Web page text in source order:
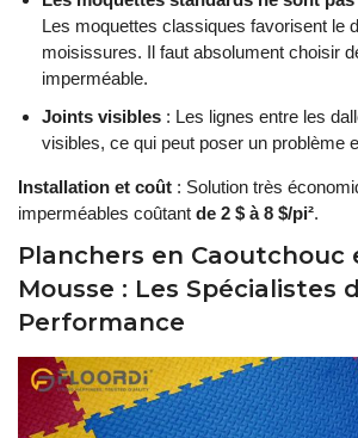
Les moquettes classiques favorisent le
moisissures. Il faut absolument choisir
imperméable.
Joints visibles : Les lignes entre les
visibles, ce qui peut poser un problème
Installation et coût : Solution très
imperméables coûtant de 2 $ à 8 $/pi².
Planchers en Caoutchouc
Mousse : Les Spécialistes
Performance